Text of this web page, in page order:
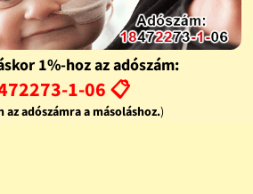
1%-hoz az adószám:
1-06 📋
adószámra a másoláshoz.)